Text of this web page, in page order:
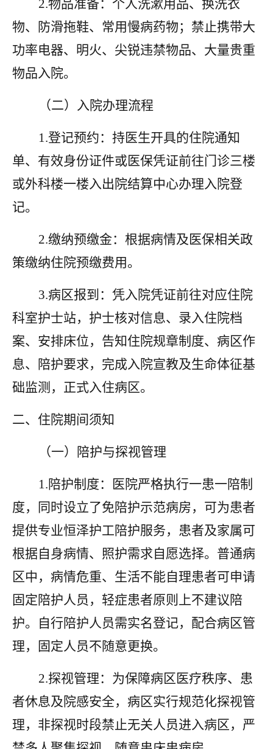
2.物品准备：个人洗漱用品、换洗衣
物、防滑拖鞋、常用慢病药物；禁止携带大
功率电器、明火、尖锐违禁物品、大量贵重
物品入院。
（二）入院办理流程
1.登记预约：持医生开具的住院通知
单、有效身份证件或医保凭证前往门诊三楼
或外科楼一楼入出院结算中心办理入院登
记。
2.缴纳预缴金：根据病情及医保相关政
策缴纳住院预缴费用。
3.病区报到：凭入院凭证前往对应住院
科室护士站，护士核对信息、录入住院档
案、安排床位，告知住院规章制度、病区作
息、陪护要求，完成入院宣教及生命体征基
础监测，正式入住病区。
二、住院期间须知
（一）陪护与探视管理
1.陪护制度：医院严格执行一患一陪制
度，同时设立了免陪护示范病房，可为患者
提供专业恒泽护工陪护服务，患者及家属可
根据自身病情、照护需求自愿选择。普通病
区中，病情危重、生活不能自理患者可申请
固定陪护人员，轻症患者原则上不建议陪
护。自行陪护人员需实名登记，配合病区管
理，固定人员不随意更换。
2.探视管理：为保障病区医疗秩序、患
者休息及院感安全，病区实行规范化探视管
理，非探视时段禁止无关人员进入病区，严